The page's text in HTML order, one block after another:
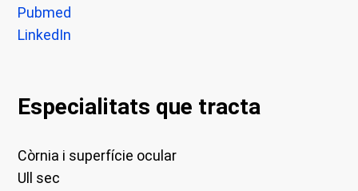
Pubmed
LinkedIn
Especialitats que tracta
Còrnia i superfície ocular
Ull sec